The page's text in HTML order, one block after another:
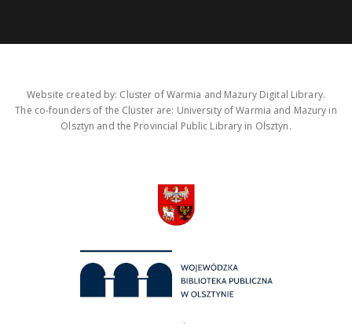
Website created by: Cluster of Warmia and Mazury Digital Library.
The co-founders of the Cluster are: University of Warmia and Mazury in
Olsztyn and the Provincial Public Library in Olsztyn.